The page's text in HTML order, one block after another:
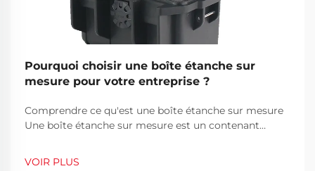
Pourquoi choisir une boîte étanche sur
mesure pour votre entreprise ?
Comprendre ce qu'est une boîte étanche sur mesure
Une boîte étanche sur mesure est un contenant
VOIR PLUS